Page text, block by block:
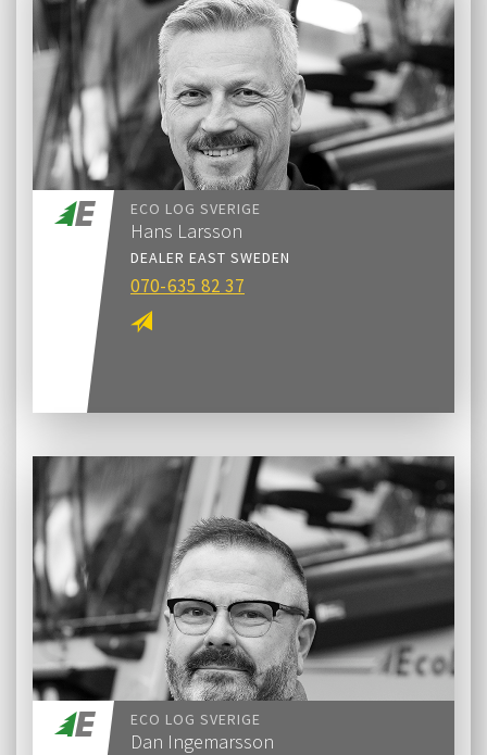
ECO LOG SVERIGE
Hans Larsson
DEALER EAST SWEDEN
070-635 82 37
ECO LOG SVERIGE
Dan Ingemarsson